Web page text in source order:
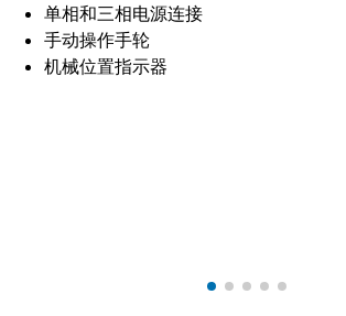
单相和三相电源连接
手动操作手轮
机械位置指示器